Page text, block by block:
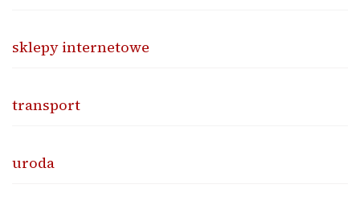
sklepy internetowe
transport
uroda